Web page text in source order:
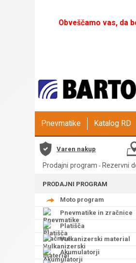
Obveščamo vas, da
Pnevmatike Katalog RD
Varen nakup
Prodajni program - Rezervni
PRODAJNI PROGRAM
Moto program
Pnevmatike in zračnice
Platišča
Vulkanizerski material
Akumulatorji